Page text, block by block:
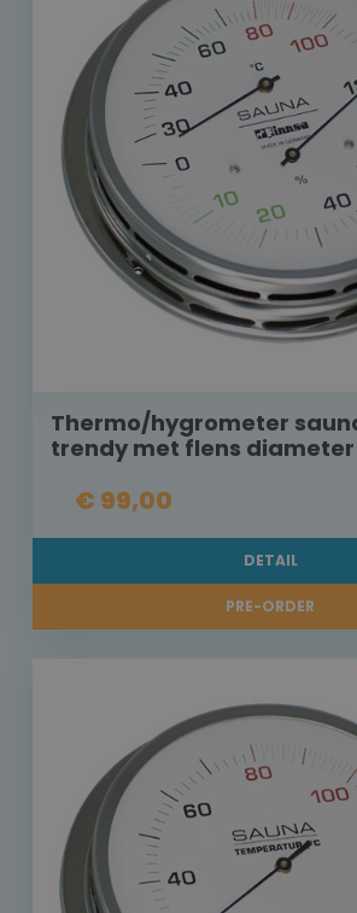
Thermo/hygrometer
trendy met flens diameter
€ 99,00
DETAIL
PRE-ORDER